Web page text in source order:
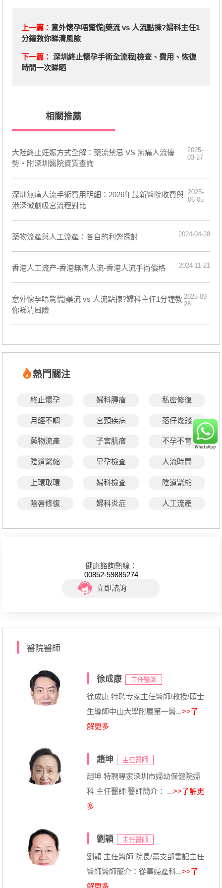
上一篇： 意外懷孕唔驚慌|藥流 vs 人流點揀?婦科主任1
分鐘教你睇清風險
下一篇： 深圳終止懷孕手術全流程|檢查、費用、恢復
時間一次睇晒
相關推薦
大陸終止妊娠方式全解：藥流禁忌 VS 無痛人流優
勢・附深圳醫院資質查詢
2025-
03-27
深圳無痛人流手術費用明細：2026年最新醫院收費與
港深微創吸宮流程對比
2025-
06-05
藥物流產與人工流產：各自的利弊探討 2024-04-28
香港人工流产-香港無痛人流-香港人流手術價格 2024-11-21
意外懷孕唔驚慌|藥流 vs 人流點揀?婦科主任1分鐘教
你睇清風險
2025-09-
28
熱門關注
終止懷孕 婦科腫瘤 私密修復
月經不調 宮頸疾病 落仔幾錢
藥物流產 子宮肌瘤 不孕不育
陰道緊縮 早孕檢查 人流時間
上環取環 婦科檢查 陰道緊縮
陰唇修復 婦科炎症 人工流產
健康諮詢熱線：
00852-59885274
立即諮詢
醫院醫師
徐成康 主任醫師
徐成康 特聘专家主任醫師/教授/碩士
生導師中山大學附屬第一醫...>>了
解更多
趙坤 主任醫師
趙坤 特聘專家深圳市婦幼保健院婦
科 主任醫師 醫師簡介： ...>>了解更
多
劉穎 主任醫師
劉穎 主任醫師 院長/黨支部書記主任
醫師醫師簡介：從事婦產科...>>了
解更多